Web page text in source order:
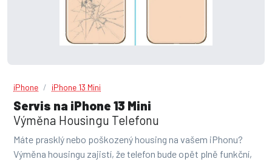
iPhone iPhone 13 Mini
Servis na iPhone 13 Mini
Výměna Housingu Telefonu
Máte prasklý nebo poškozený housing na vašem iPhonu?
Výměna housingu zajistí, že telefon bude opět plně funkční,